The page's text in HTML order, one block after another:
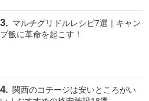
マルチグリドルレシピ7選｜キャン
プ飯に革命を起こす！
関西のコテージは安いところがい